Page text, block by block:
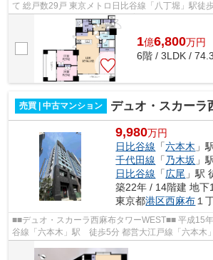
て 総戸数29戸 東京メトロ日比谷線「八丁堀」駅徒歩5分 東京メトロ有楽町線
「新富町」駅徒歩6分 ペット飼育...
1億6,800万円
6階 / 3LDK /
売買 | 中古マンション デュオ・スカーラ西麻
9,980万円
日比谷線 「六本木 」
千代田線 「 乃木坂 」
日比谷線 「広尾 」駅
築22年 / 14階建 地下
東京都港区西麻布 １
■■デュオ・スカーラ西麻布タワーWEST■■ 平成15年11月築 東京メトロ日比
谷線「六本木」駅 徒歩5分 都営大江戸線「六本木